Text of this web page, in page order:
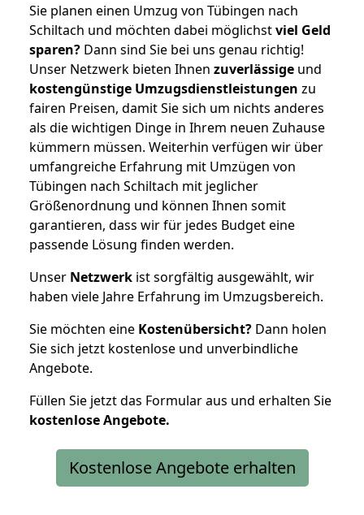
Sie planen einen Umzug von Tübingen nach
Schiltach und möchten dabei möglichstviel Geld
sparen? Dann sind Sie bei uns genau richtig!
Unser Netzwerk bieten Ihnen zuverlässige und
kostengünstige Umzugsdienstleistungen zu
fairen Preisen, damit Sie sich um nichts anderes
als die wichtigen Dinge in Ihrem neuen Zuhause
kümmern müssen. Weiterhin verfügen wir über
umfangreiche Erfahrung mit Umzügen von
Tübingen nach Schiltach mit jeglicher
Größenordnung und können Ihnen somit
garantieren, dass wir für jedes Budget eine
passende Lösung finden werden.
Unser Netzwerk ist sorgfältig ausgewählt, wir
haben viele Jahre Erfahrung im Umzugsbereich.
Sie möchten eine Kostenübersicht? Dann holen
Sie sich jetzt kostenlose und unverbindliche
Angebote.
Füllen Sie jetzt das Formular aus und erhalten Sie
kostenloseAngebote.
Kostenlose Angebote erhalten